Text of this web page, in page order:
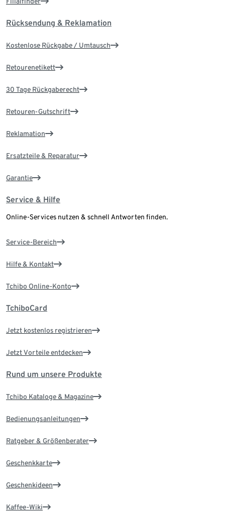
Rücksendung & Reklamation
Kostenlose Rückgabe / Umtausch
Retourenetikett
30 Tage Rückgaberecht
Retouren-Gutschrift
Reklamation
Ersatzteile & Reparatur
Garantie
Service & Hilfe
Online-Services nutzen & schnell Antworten finden.
Service-Bereich
Hilfe & Kontakt
Tchibo Online-Konto
TchiboCard
Jetzt kostenlos registrieren
Jetzt Vorteile entdecken
Rund um unsere Produkte
Tchibo Kataloge & Magazine
Bedienungsanleitungen
Ratgeber & Größenberater
Geschenkkarte
Geschenkideen
Kaffee-Wiki